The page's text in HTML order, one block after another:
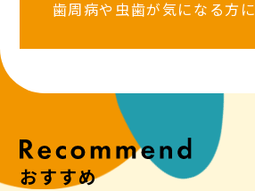
歯周病や虫歯が気になる方に
おすすめ